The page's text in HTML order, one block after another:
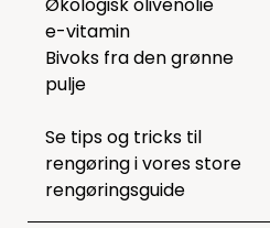
e-vitamin
Bivoks fra den grønne
pulje
Se tips og tricks til
rengøring i voresstore
rengøringsguide